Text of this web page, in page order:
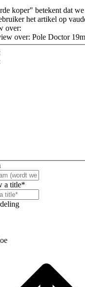
koper" betekent dat
het artikel op
over:
over: Pole Doctor
a title*